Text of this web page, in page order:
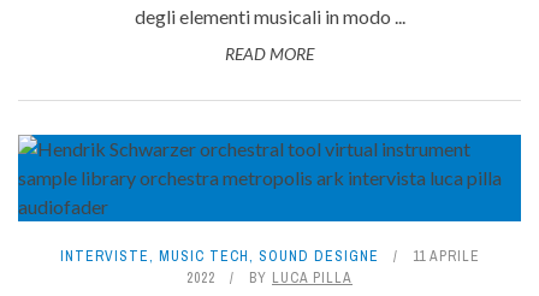
degli elementi musicali in modo ...
READ MORE
INTERVISTE, MUSIC TECH, SOUND DESIGNE
11 APRILE
2022
BY LUCA PILLA